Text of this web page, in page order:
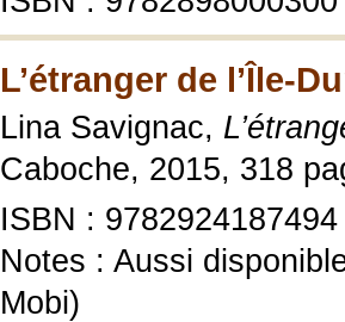
L’étranger de l’Île-
Lina Savignac,
Caboche, 2015, 318
ISBN : 9782924187494
Notes : Aussi
Mobi)